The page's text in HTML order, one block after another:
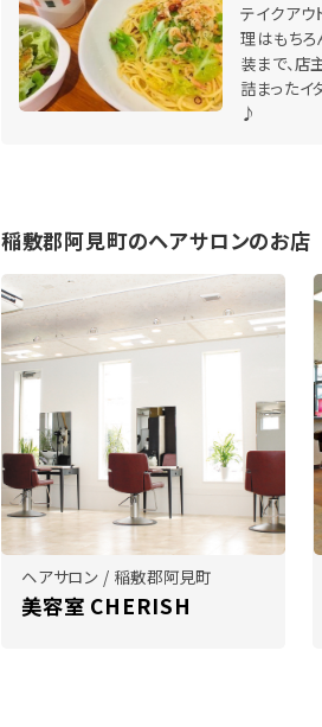
テイクア
理はもちろ
装まで、店
詰まったイ
♪
稲敷郡阿見町のヘアサロンのお店
ヘアサロン / 稲敷郡阿見町
美容室 CHERISH